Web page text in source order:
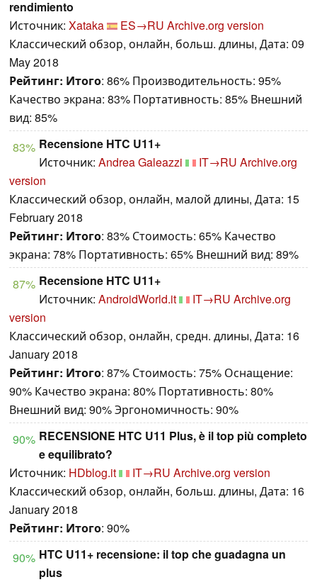
rendimiento
Источник: Xataka ES→RU Archive.org version
Классический обзор, онлайн, больш. длины, Дата: 09
May 2018
Рейтинг: Итого: 86% Производительность: 95%
Качество экрана: 83% Портативность: 85% Внешний
вид: 85%
83% Recensione HTC U11+
Источник: Andrea Galeazzi IT→RU Archive.org
version
Классический обзор, онлайн, малой длины, Дата: 15
February 2018
Рейтинг: Итого: 83% Стоимость: 65% Качество
экрана: 78% Портативность: 65% Внешний вид: 89%
87% Recensione HTC U11+
Источник: AndroidWorld.it IT→RU Archive.org
version
Классический обзор, онлайн, средн. длины, Дата: 16
January 2018
Рейтинг: Итого: 87% Стоимость: 75% Оснащение:
90% Качество экрана: 80% Портативность: 80%
Внешний вид: 90% Эргономичность: 90%
90% RECENSIONE HTC U11 Plus, è il top più completo
e equilibrato?
Источник: HDblog.it IT→RU Archive.org version
Классический обзор, онлайн, больш. длины, Дата: 16
January 2018
Рейтинг: Итого: 90%
90% HTC U11+ recensione: il top che guadagna un
plus